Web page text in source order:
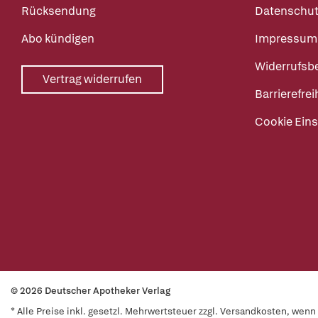
Rücksendung
Abo kündigen
Vertrag widerrufen
Impressum
Cookie
© 2026 Deutscher Apotheker Verlag
* Alle Preise inkl. gesetzl. Mehrwertsteuer zzgl. Versandkosten,